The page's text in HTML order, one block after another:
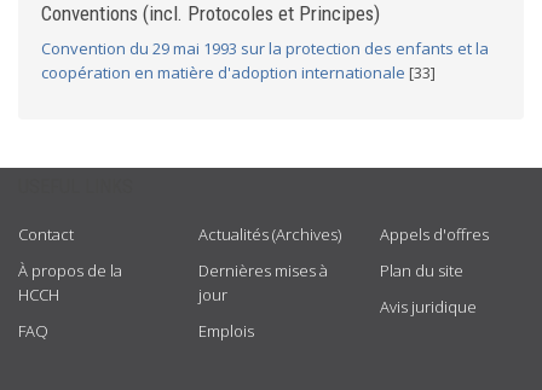
Conventions (incl. Protocoles et Principes)
Convention du 29 mai 1993 sur la protection des enfants et la
coopération en matière d'adoption internationale [33]
Contact
À propos de la
HCCH
FAQ
Actualités (Archives)
Dernières mises à
jour
Emplois
Appels d'offres
Plan du site
Avis juridique